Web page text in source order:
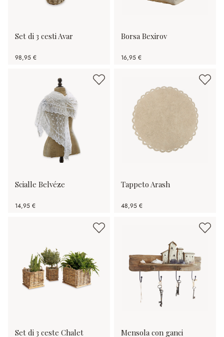
Set di 3 cesti Avar
98,95 €
Borsa Bexirov
16,95 €
Scialle Belvéze
14,95 €
Tappeto Arash
48,95 €
Set di 3 ceste Chalet Mensola con ganci